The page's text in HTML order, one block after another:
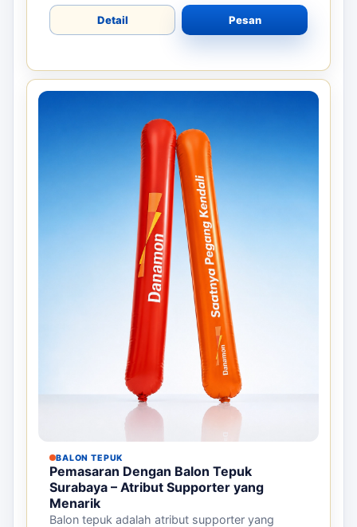
Detail Pesan
BALON TEPUK
Pemasaran Dengan Balon Tepuk
Surabaya – Atribut Supporter yang
Menarik
Balon tepuk adalah atribut supporter yang